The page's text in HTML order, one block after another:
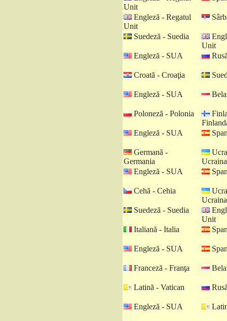
Unit
Engleză - Regatul
Unit
Suedeză - Suedia
Unit
Engleză - SUA
Croată - Croaţia
Engleză - SUA
Poloneză - Polonia
Engleză - SUA
Germană -
Germania
Ucraina
Engleză - SUA
Cehă - Cehia
Ucraina
Suedeză - Suedia
Unit
Italiană - Italia
Engleză - SUA
Franceză - Franţa
Latină - Vatican
Engleză - SUA